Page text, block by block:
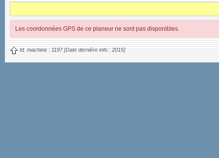
Les coordonnées GPS de ce planeur ne sont pas disponibles.
Id. machine : 1197 [Date dernière info : 2015]